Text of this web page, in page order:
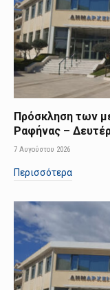
Πρόσκληση των
Ραφήνας –
7 Αυγούστου 2026
Περισσότερα